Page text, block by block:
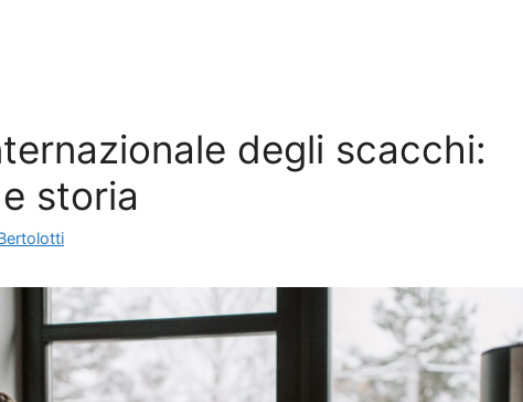
degli scacchi:
storia